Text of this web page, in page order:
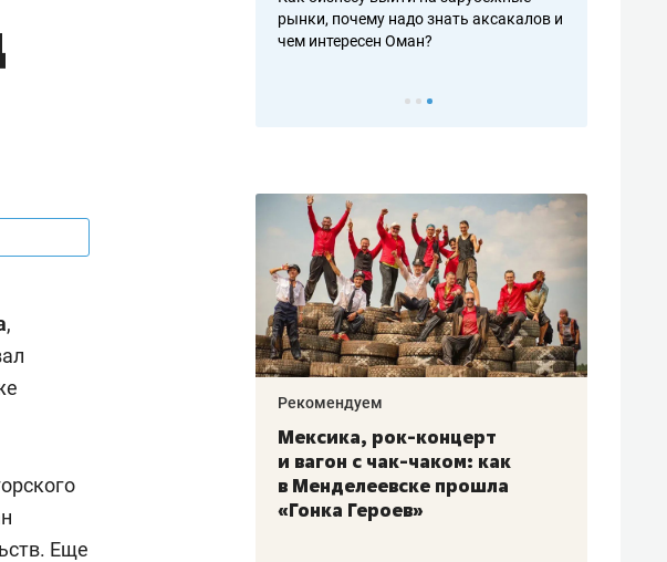
,
Еще
и развитии без кредитов
рынки, почему надо знать аксакалов и
чем интересен Оман?
и физическим
как основа
команд
Рекомендуем
Мексика, рок-концерт
и вагон с чак-чаком: как
в Менделеевске прошла
«Гонка Героев»